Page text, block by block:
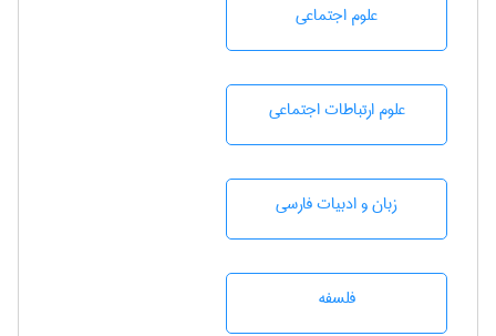
علوم اجتماعی
علوم ارتباطات اجتماعی
زبان و ادبيات فارسی
فلسفه